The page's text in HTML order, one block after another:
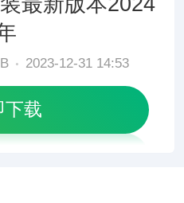
2023-12-31 14:53
下载